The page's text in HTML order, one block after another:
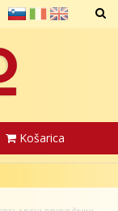
IŠČI
Košarica